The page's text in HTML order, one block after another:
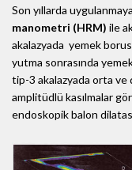
Son yıllarda
manometri (HRM) ile
akalazyada yemek
yutma sonrasında
tip-3 akalazyada orta
amplitüdlü kasılmalar
endoskopik balon